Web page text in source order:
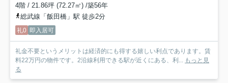
4階 / 21.86坪 (72.27㎡) /築56年
総武線「飯田橋」駅 徒歩2分
礼0 即入居可
礼金不要というメリットは経済的にも得する嬉しい利点であります。賃
料22万円の物件です。2沿線利用できる駅が近くにある、利... もっと見
る